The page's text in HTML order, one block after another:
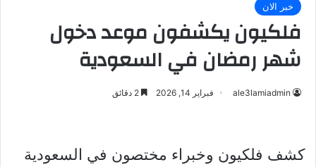
خبر الان
فلكيون يكشفون موعد دخول
شهر رمضان في السعودية
ale3lamiadmin فبراير 14, 2026
كشف فلكيون وخبراء مختصون في السعودية